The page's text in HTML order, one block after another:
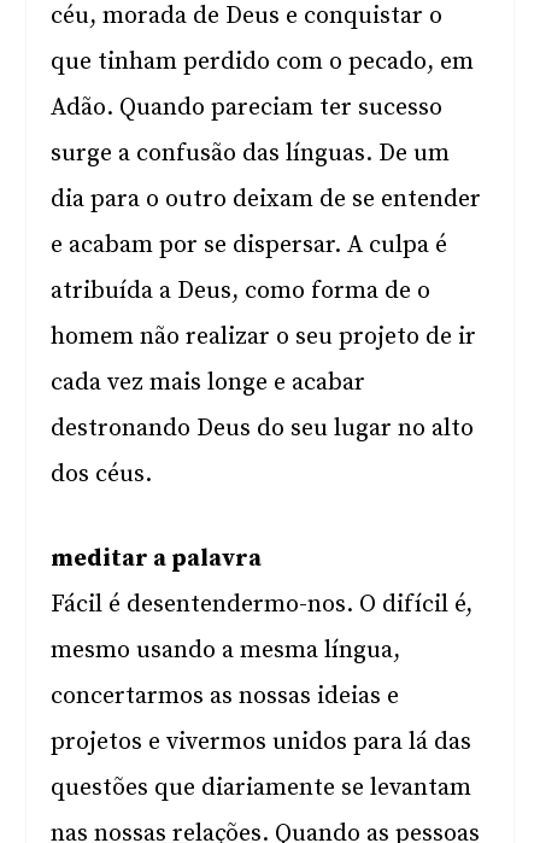
céu, morada de Deus e conquistar o
que tinham perdido com o pecado, em
Adão. Quando pareciam ter sucesso
surge a confusão das línguas. De um
dia para o outro deixam de se entender
e acabam por se dispersar. A culpa é
atribuída a Deus, como forma de o
homem não realizar o seu projeto de ir
cada vez mais longe e acabar
destronando Deus do seu lugar no alto
dos céus.
meditar a palavra
Fácil é desentendermo-nos. O difícil é,
mesmo usando a mesma língua,
concertarmos as nossas ideias e
projetos e vivermos unidos para lá das
questões que diariamente se levantam
nas nossas relações. Quando as pessoas